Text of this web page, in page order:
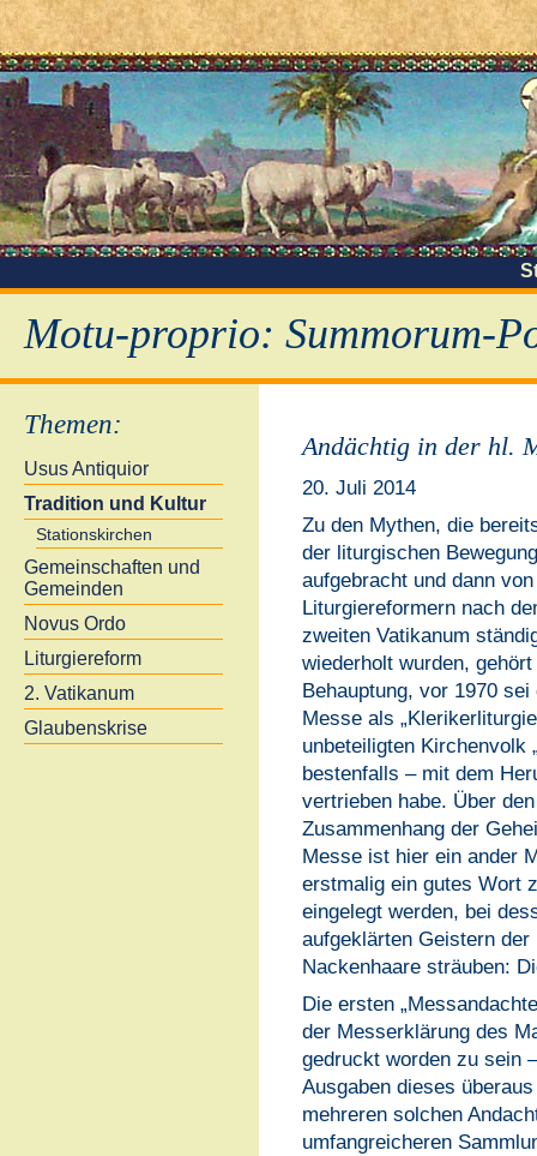
Motu-proprio: Summorum-
Themen:
Usus Antiquior
Tradition und Kultur
Stationskirchen
Gemeinschaften und
Gemeinden
Novus Ordo
Liturgiereform
2. Vatikanum
Glaubenskrise
Andächtig in der hl.
20. Juli 2014
Zu den Mythen, die
der liturgischen Bewegung
aufgebracht und dann
Liturgiereformern nach
zweiten Vatikanum
wiederholt wurden, gehört
Behauptung, vor 1970 sei
Messe als
unbeteiligten Kirchenvolk
bestenfalls – mit dem
vertrieben habe. Über
Zusammenhang der
Messe ist hier ein ander
erstmalig ein gutes Wort
eingelegt werden, bei
aufgeklärten Geistern
Nackenhaare sträuben:
Die ersten
der Messerklärung des
gedruckt worden zu sein
Ausgaben dieses
mehreren solchen
umfangreicheren